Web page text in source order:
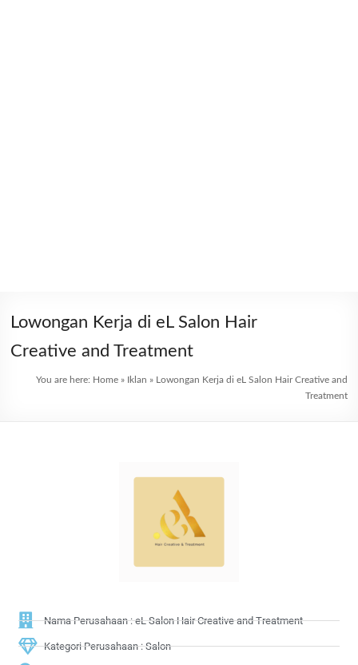
Lowongan Kerja di eL Salon Hair
Creative and Treatment
You are here: Home» Iklan » Lowongan Kerja di eL Salon Hair Creative and
Treatment
Nama Perusahaan : eL Salon Hair Creative and Treatment
Kategori Perusahaan : Salon